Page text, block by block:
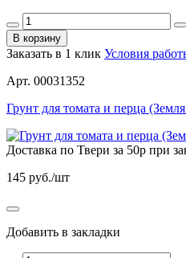
В корзину
Заказать в 1 клик Условия
Арт. 00031352
Грунт для томата и перца
Доставка по Твери за 50р при
145 руб./шт
Добавить в закладки